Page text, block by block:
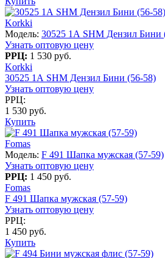
Korkki
Модель: 30525 1А SHM Дензил Бини
Узнать оптовую цену
РРЦ: 1 530 руб.
Korkki
30525 1А SHM Дензил Бини (56-58)
Узнать оптовую цену
РРЦ:
1 530 руб.
Купить
Fomas
Модель: F 491 Шапка мужская (57-59)
Узнать оптовую цену
РРЦ: 1 450 руб.
Fomas
F 491 Шапка мужская (57-59)
Узнать оптовую цену
РРЦ:
1 450 руб.
Купить